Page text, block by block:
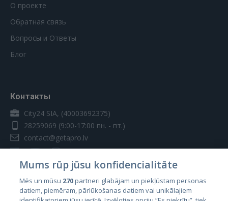
О проекте
Обратная связь
Вопросы и Ответы
Блог
Контакты
City24 SIA, (40003692375)
28259069 (9:00-17:00 пн. - пт.)
contact@getapro.lv
Страны
Mums rūp jūsu konfidencialitāte
Mēs un mūsu 270partneri glabājam un piekļūstam personas
datiem, piemēram, pārlūkošanas datiem vai unikālajiem